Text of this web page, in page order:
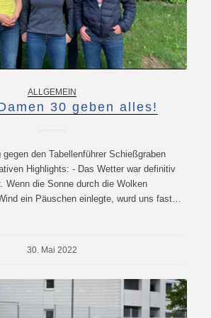
ALLGEMEIN
30 geben alles!
den Tabellenführer Schießgraben
Highlights: - Das Wetter war definitiv
Wenn die Sonne durch die Wolken
ein Päuschen einlegte, wurd uns fast…
30. Mai 2022